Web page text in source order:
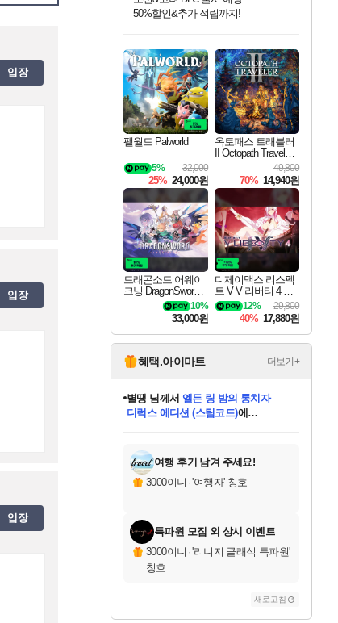
입장
입장
입장
최대 90% 할인가를 만나보세요!
네이버혜택과 함께 만나보세요!
마블 히어로 총 출동&화려한 격투!
네이버 포인트 혜택까지!
이니&베니 혜택까지!
네이버 혜택가와 함께 예약하세요!
할인&네이버혜택으로 만나보세요!
네이버페이 혜택과 만나보세요!
40주년 프로모션으로 만나보세요!
할인가에 만나보세요!
일부 에디션 상시 할인!
혜택으로 예약 판매 중
편안하게 충전하세요
팰월드 Palworld
32,000
5%
25% 24,000원
옥토패스 트래블러
II Octopath Traveler I
49,800
70% 14,940원
드래곤소드 어웨이
크닝 DragonSword A
10%
33,000원
디제이맥스 리스펙
트 V V 리버티 4 팩
DJMAX RESPECT
V V Liberty 4 Pack D
29,800
12%
40% 17,880원
혜택.아이마트 더보기+
교환.
당첨되셨습니다.
니코 님께서 (본편포함) 데이브 더
다이버 인 더 정글 번들 (스팀코드)
당첨되셨습니다.
당첨되셨습니다.
당첨되셨습니다.
당첨되셨습니다.
당첨되셨습니다.
에디션 (스팀코드) 를 교환.
당첨되셨습니다.
여행 후기 남겨 주세요!
3000이니 ·'여행자' 칭호
특파원 모집 외 상시 이벤트
3000이니 ·'리니지 클래식 특파원'
칭호
새로고침